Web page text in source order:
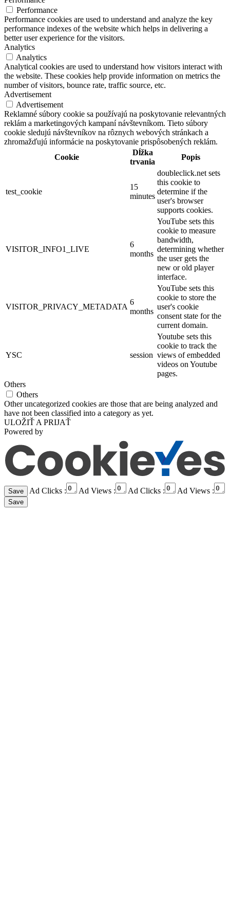
Performance
Performance cookies are used to understand and analyze the key
performance indexes of the website which helps in delivering a
better user experience for the visitors.
Analytics
Analytics
Analytical cookies are used to understand how visitors interact with
the website. These cookies help provide information on metrics the
number of visitors, bounce rate, traffic source, etc.
Advertisement
Advertisement
Reklamné súbory cookie sa používajú na poskytovanie relevantných
reklám a marketingových kampaní návštevníkom. Tieto súbory
cookie sledujú návštevníkov na rôznych webových stránkach a
zhromažďujú informácie na poskytovanie prispôsobených reklám.
Cookie
Dĺžka
trvania
Popis
test_cookie
15
minutes
doubleclick.net sets
this cookie to
determine if the
user's browser
supports cookies.
VISITOR_INFO1_LIVE
6
months
YouTube sets this
cookie to measure
bandwidth,
determining whether
the user gets the
new or old player
interface.
VISITOR_PRIVACY_METADATA
6
months
YouTube sets this
cookie to store the
user's cookie
consent state for the
current domain.
YSC session
Youtube sets this
cookie to track the
views of embedded
videos on Youtube
pages.
Others
Others
Other uncategorized cookies are those that are being analyzed and
have not been classified into a category as yet.
ULOŽIŤ A PRIJAŤ
Powered by
Ad Clicks : Ad Views : Ad Clicks : Ad Views :